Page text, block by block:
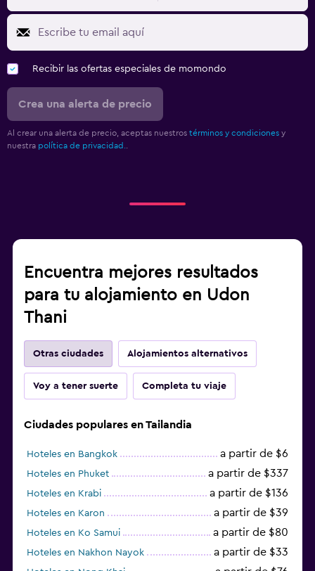
Recibir las ofertas especiales de momondo
Crea una alerta de precio
Al crear una alerta de precio, aceptas nuestros términos y condiciones y
nuestra política de privacidad.
Encuentra mejores resultados
para tu alojamiento en Udon
Thani
Otras ciudades Alojamientos alternativos
Voy a tener suerte Completa tu viaje
Ciudades populares en Tailandia
Hoteles en Bangkok a partir de $6
Hoteles en Phuket a partir de $337
Hoteles en Krabi a partir de $136
Hoteles en Karon a partir de $39
Hoteles en Ko Samui a partir de $80
Hoteles en Nakhon Nayok a partir de $33